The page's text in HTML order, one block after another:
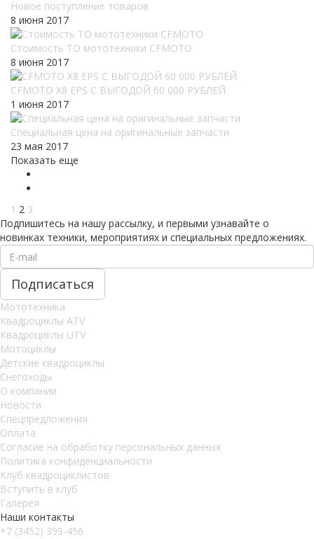
Новое поступление товаров
8 июня 2017
Стоимость ТО мототехники CFMOTO
8 июня 2017
CFMOTO X8 EPS С ВЫГОДОЙ 60 000 РУБЛЕЙ
1 июня 2017
Специальная цена на оригинальные запчасти
23 мая 2017
Показать еще
1 2 3
Подпишитесь на нашу рассылку, и первыми узнавайте о
новинках техники, мероприятиях и специальных предложениях.
Мототехника
Квадроциклы ATV
Квадроциклы UTV
Мотоциклы
Детские квадроциклы
Снегоходы
О компании
Новости
Спецпредложения
Оплата
Согласие на обработку персональных данных
Политика конфиденциальности
Клуб квадроциклистов
Вступить в клуб
Галерея
Наши контакты
+7 (3452) 399-456